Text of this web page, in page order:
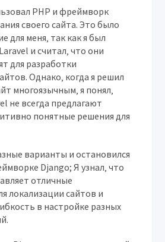
PHP и фреймворк
своего сайта. Это было
для меня‚ так как я был
и считал‚ что они
для разработки
Однако‚ когда я решил
многоязычным‚ я понял‚
не всегда предлагают
понятные решения для
варианты и остановился
Django; Я узнал‚ что
отличные
локализации сайтов и
в настройке разных